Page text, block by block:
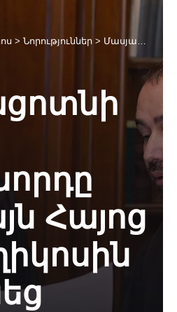
> Նորություններ > Մասյացոտնի թեմի առաջնորդը Ամենայն Հայոց Կաթողիկոսին հանձնեց դոկտորի գիտական կոչման վկայականը (նկարներ)
Հայոց